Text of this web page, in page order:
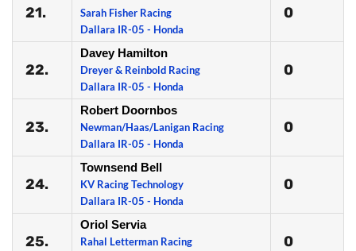
21.
Sarah Fisher Racing
Dallara IR-05 - Honda
0
22.
Davey Hamilton
Dreyer & Reinbold Racing
Dallara IR-05 - Honda
0
23.
Robert Doornbos
Newman/Haas/Lanigan Racing
Dallara IR-05 - Honda
0
24.
Townsend Bell
KV Racing Technology
Dallara IR-05 - Honda
0
25.
Oriol Servia
Rahal Letterman Racing
0